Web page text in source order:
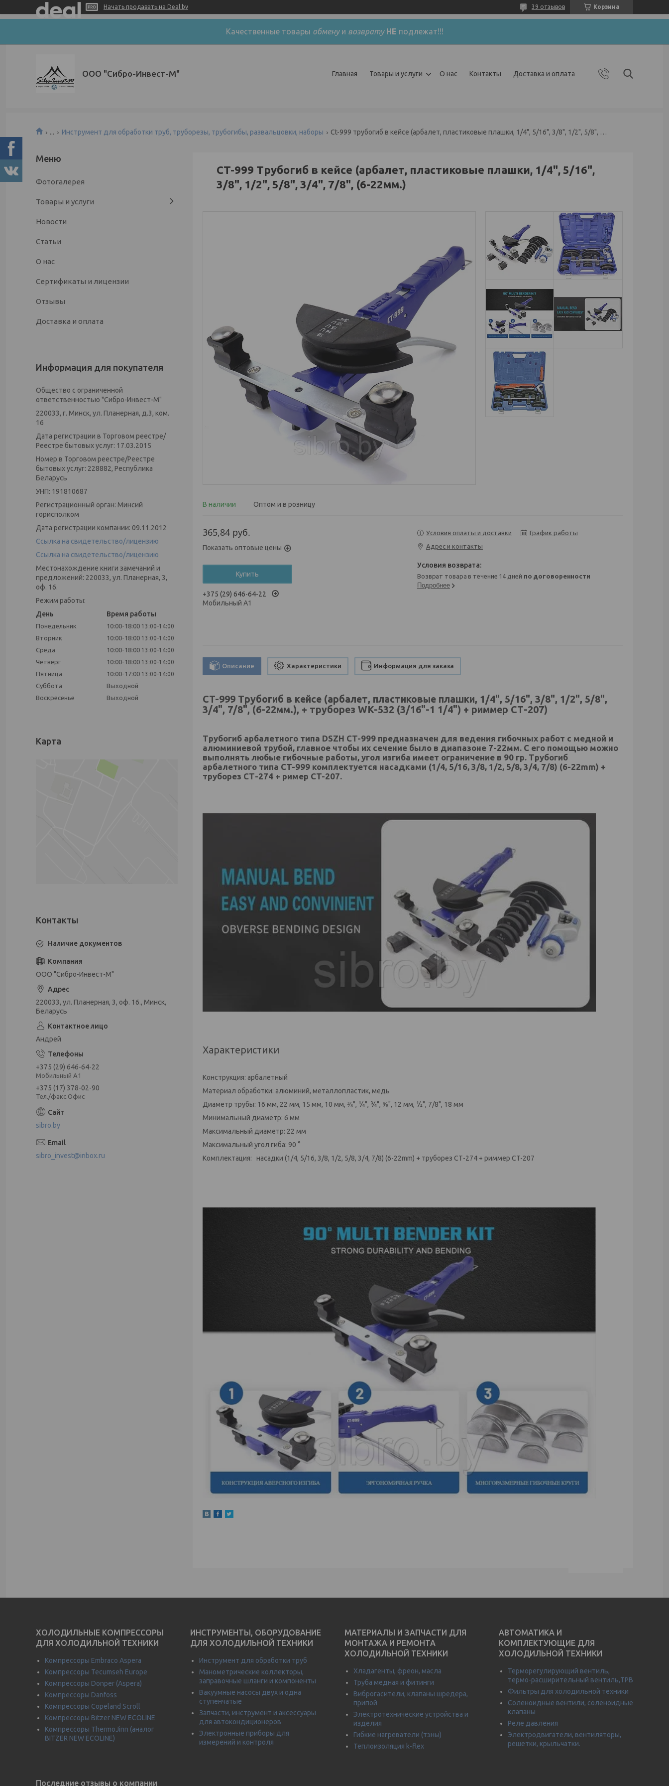
Начать продавать на Deal.by Корзина
39 отзывов
Качественные товары обменуи возврату НЕ подлежат!!!
ООО "Сибро-Инвест-М" Главная Товары и услуги О нас Контакты Доставка и оплата
... Инструмент для обработки труб, труборезы, трубогибы, развальцовки, наборы Ct-999 трубогиб в кейсе (арбалет, пластиковые плашки, 1/4", 5/16", 3/8", 1/2", 5/8", 3/4", 7/8", (6-22мм.)
CT-999 Трубогиб в кейсе (арбалет, пластиковые плашки, 1/4", 5/16",
3/8", 1/2", 5/8", 3/4", 7/8", (6-22мм.)
В наличии Оптом и в розницу
365,84 руб.
Показать оптовые цены
Купить
+375 (29) 646-64-22
Мобильный А1
Условия оплаты и доставки
График работы
Адрес и контакты
возврат товара в течение 14 дней по договоренности
Подробнее
Описание Характеристики Информация для заказа
CT-999 Трубогиб в кейсе (арбалет, пластиковые плашки, 1/4", 5/16", 3/8", 1/2", 5/8",
3/4", 7/8", (6-22мм.), + труборез WK-532 (3/16"-1 1/4") + риммер СТ-207)
Трубогиб арбалетного типа DSZH CT-999 предназначен для ведения гибочных работ с медной и
алюминиевой трубой, главное чтобы их сечение было в диапазоне 7-22мм. С его помощью можно
выполнять любые гибочные работы, угол изгиба имеет ограничение в 90 гр. Трубогиб
арбалетного типа CT-999 комплектуется насадками (1/4, 5/16, 3/8, 1/2, 5/8, 3/4, 7/8) (6-22mm) +
труборез СТ-274 + ример CT-207.
Характеристики
Конструкция: арбалетный
Материал обработки: алюминий, металлопластик, медь
Диаметр трубы: 16 мм, 22 мм, 15 мм, 10 мм, ⅜", ¼", ¾", ⅝", 12 мм, ½", 7/8", 18 мм
Минимальный диаметр: 6 мм
Максимальный диаметр: 22 мм
Максимальный угол гиба: 90 °
Комплектация: насадки (1/4, 5/16, 3/8, 1/2, 5/8, 3/4, 7/8) (6-22mm) + труборез СТ-274 + риммер CT-207
Фотогалерея
Товары и услуги
Новости
Статьи
О нас
Сертификаты и лицензии
Отзывы
Доставка и оплата
Информация для покупателя
Общество с ограниченной
ответственностью "Сибро-Инвест-М"
220033, г. Минск, ул. Планерная, д.3, ком.
16
Дата регистрации в Торговом реестре/
Реестре бытовых услуг: 17.03.2015
Номер в Торговом реестре/Реестре
бытовых услуг: 228882, Республика
Беларусь
УНП: 191810687
Регистрационный орган: Минсий
горисполком
Дата регистрации компании: 09.11.2012
Ссылка на свидетельство/лицензию
Ссылка на свидетельство/лицензию
Местонахождение книги замечаний и
предложений: 220033, ул. Планерная, 3,
оф. 16.
Режим работы:
День
Время работы
Понедельник 10:00-18:00 13:00-14:00
Вторник 10:00-18:00 13:00-14:00
Среда 10:00-18:00 13:00-14:00
Четверг 10:00-18:00 13:00-14:00
Пятница 10:00-17:00 13:00-14:00
Суббота
Выходной
Воскресенье
Выходной
Карта
Наличие документов
ООО "Сибро-Инвест-М"
220033, ул. Планерная, 3, оф. 16., Минск,
Беларусь
Андрей
+375 (29) 646-64-22
Мобильный А1
+375 (17) 378-02-90
Тел./факс.Офис
sibro.by
sibro_invest@inbox.ru
ХОЛОДИЛЬНЫЕ КОМПРЕССОРЫ
ДЛЯ ХОЛОДИЛЬНОЙ ТЕХНИКИ
Компрессоры Embraco Aspera
Компрессоры Tecumseh Europe
Компрессоры Donper (Aspera)
Компрессоры Danfoss
Компрессоры Copeland Scroll
Компрессоры Bitzer NEW ECOLINE
Компрессоры ThermoJinn (аналог
BITZER NEW ECOLINE)
ИНСТРУМЕНТЫ, ОБОРУДОВАНИЕ
ДЛЯ ХОЛОДИЛЬНОЙ ТЕХНИКИ
Инструмент для обработки труб
Манометрические коллекторы,
заправочные шланги и компоненты
Вакуумные насосы двух и одна
ступенчатые
Запчасти, инструмент и аксессуары
для автокондиционеров
Электронные приборы для
измерений и контроля
МАТЕРИАЛЫ И ЗАПЧАСТИ ДЛЯ
МОНТАЖА И РЕМОНТА
ХОЛОДИЛЬНОЙ ТЕХНИКИ
Хладагенты, фреон, масла
Труба медная и фитинги
Виброгасители, клапаны шредера,
припой
Электротехнические устройства и
изделия
Гибкие нагреватели (тэны)
Теплоизоляция k-flex
АВТОМАТИКА И
КОМПЛЕКТУЮЩИЕ ДЛЯ
ХОЛОДИЛЬНОЙ ТЕХНИКИ
Терморегулирующий вентиль,
термо-расширительный вентиль,ТРВ
Фильтры для холодильной техники
Соленоидные вентили, соленоидные
клапаны
Реле давления
Электродвигатели, вентиляторы,
решетки, крыльчатки.